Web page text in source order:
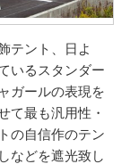
テント、日よ
いるスタンダー
ガールの表現を
て最も汎用性・
の自信作のテン
などを遮光致し